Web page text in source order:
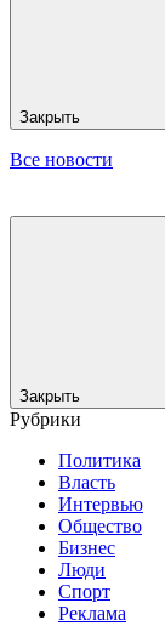
Закрыть
Все новости
Закрыть
Рубрики
Политика
Власть
Интервью
Общество
Бизнес
Люди
Спорт
Реклама